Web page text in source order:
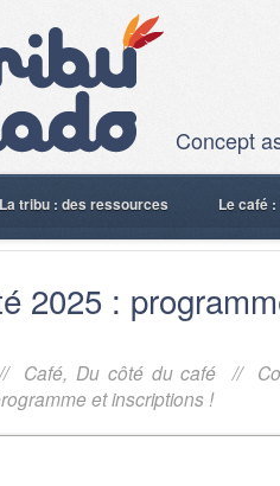
Concept
La tribu : des ressources Le café
2025 :
Café, Du côté du café //
et inscriptions !